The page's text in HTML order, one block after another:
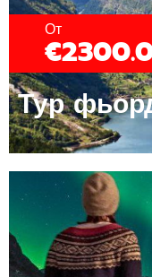
Тур
От